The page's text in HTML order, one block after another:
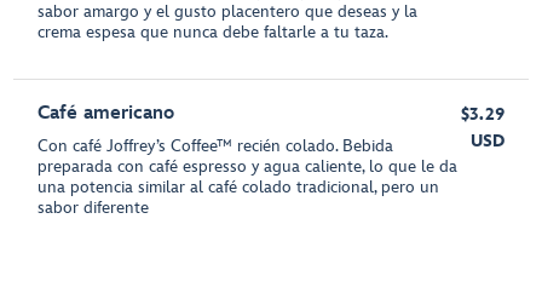
sabor amargo y el gusto placentero que deseas y la
crema espesa que nunca debe faltarle a tu taza.
Café americano
Con café Joffrey’s Coffee™ recién colado. Bebida
preparada con café espresso y agua caliente, lo que le da
una potencia similar al café colado tradicional, pero un
sabor diferente
$3.29
USD